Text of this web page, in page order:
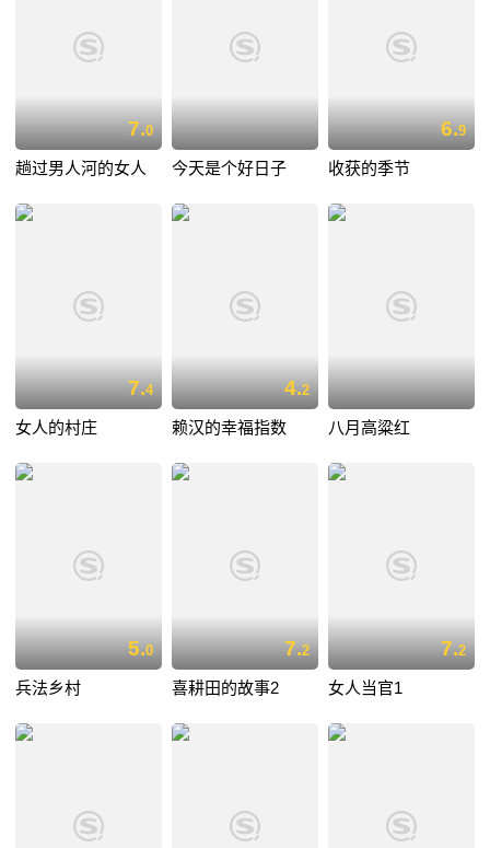
7.0
趟过男人河的女人 今天是个好日子
6.9
收获的季节
7.4
女人的村庄
4.2
赖汉的幸福指数 八月高粱红
5.0
兵法乡村
7.2
喜耕田的故事2
7.2
女人当官1